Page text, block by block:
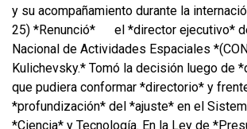
y su acompañamiento durante la
25) *Renunció*
el *director ejecutivo*
Nacional de Actividades Espaciales
Kulichevsky.* Tomó la decisión luego de
que pudiera conformar *directorio* y
*profundización* del *ajuste* en el
*Ciencia* y Tecnología. En la Ley de